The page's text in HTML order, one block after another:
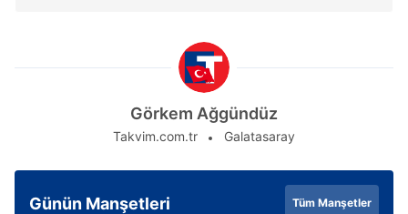
Görkem Ağgündüz
Takvim.com.tr Galatasaray
Günün Manşetleri Tüm Manşetler